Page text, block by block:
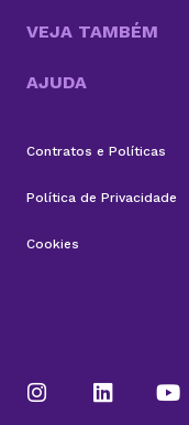
VEJA TAMBÉM
AJUDA
Contratos e Políticas
Política de Privacidade
Cookies